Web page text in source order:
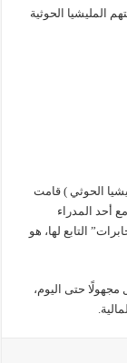
المليشيا الحوثية
الحوثي ) قامت
أحد المدراء
التابع لها، هو
حتى اليوم،